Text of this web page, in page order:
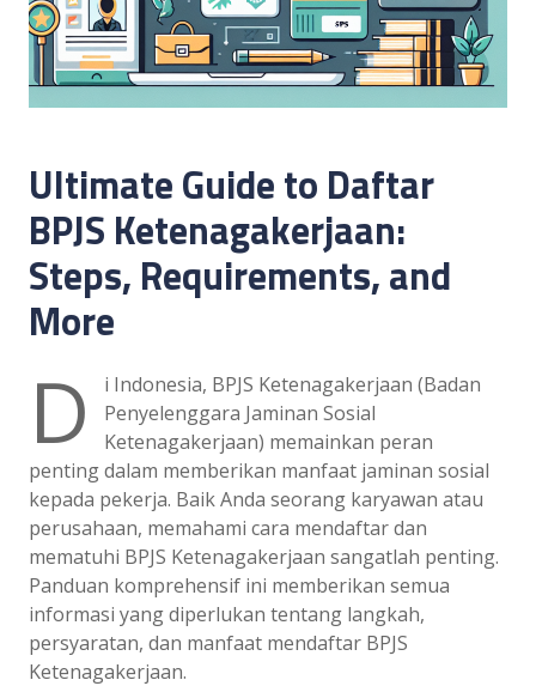
Ultimate Guide to Daftar
BPJS Ketenagakerjaan:
Steps, Requirements, and
More
D
i Indonesia, BPJS Ketenagakerjaan (Badan
Penyelenggara Jaminan Sosial
Ketenagakerjaan) memainkan peran
penting dalam memberikan manfaat jaminan sosial
kepada pekerja. Baik Anda seorang karyawan atau
perusahaan, memahami cara mendaftar dan
mematuhi BPJS Ketenagakerjaan sangatlah penting.
Panduan komprehensif ini memberikan semua
informasi yang diperlukan tentang langkah,
persyaratan, dan manfaat mendaftar BPJS
Ketenagakerjaan.